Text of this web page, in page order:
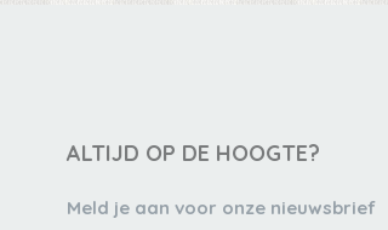
ALTIJD OP DE HOOGTE?
Meld je aan voor onze nieuwsbrief